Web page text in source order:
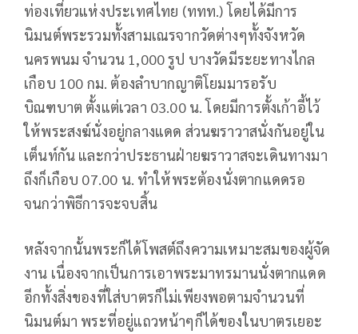
ท่องเที่ยวแห่งประเทศไทย (ททท.) โดยได้มีการ
นิมนต์พระรวมทั้งสามเณรจากวัดต่างๆทั้งจังหวัด
นครพนม จำนวน 1,000 รูป บางวัดมีระยะทางไกล
เกือบ 100 กม. ต้องลำบากญาติโยมมารอรับ
บิณฑบาต ตั้งแต่เวลา 03.00 น. โดยมีการตั้งเก้าอี้ไว้
ให้พระสงฆ์นั่งอยู่กลางแดด ส่วนฆราวาสนั่งกันอยู่ใน
เต็นท์กัน และกว่าประธานฝ่ายฆราวาสจะเดินทางมา
ถึงก็เกือบ 07.00 น. ทำให้พระต้องนั่งตากแดดรอ
จนกว่าพิธีการจะจบสิ้น
หลังจากนั้นพระก็ได้โพสต์ถึงความเหมาะสมของผู้จัด
งาน เนื่องจากเป็นการเอาพระมาทรมานนั่งตากแดด
อีกทั้งสิ่งของที่ใส่บาตรก็ไม่เพียงพอตามจำนวนที่
นิมนต์มา พระที่อยู่แถวหน้าๆก็ได้ของในบาตรเยอะ